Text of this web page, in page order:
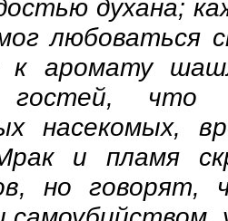
духана;
любоваться
к аромату
гостей, что
насекомых,
и пламя
но